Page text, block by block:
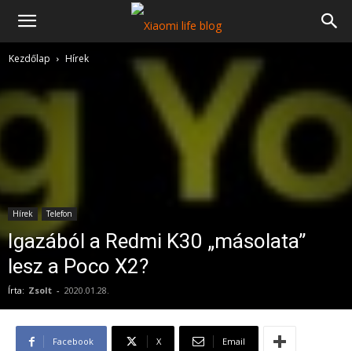
Kezdőlap Hírek
Hírek Telefon
Igazából a Redmi K30 „másolata”
lesz a Poco X2?
Írta: Zsolt - 2020.01.28.
Facebook X Email